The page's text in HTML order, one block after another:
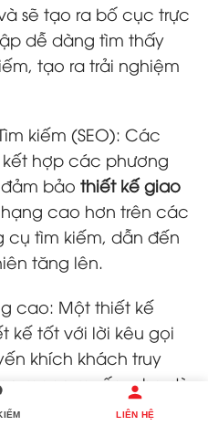
sẽ tạo ra bố cục trực
dễ dàng tìm thấy
tạo ra trải nghiệm
kiếm (SEO): Các
hợp các phương
bảo thiết kế giao
cao hơn trên các
tìm kiếm, dẫn đến
tăng lên.
cao: Một thiết kế
kế tốt với lời kêu gọi
khích khách truy
mong muốn, cho dù
bản tin hay liên hệ
LIÊN HỆ